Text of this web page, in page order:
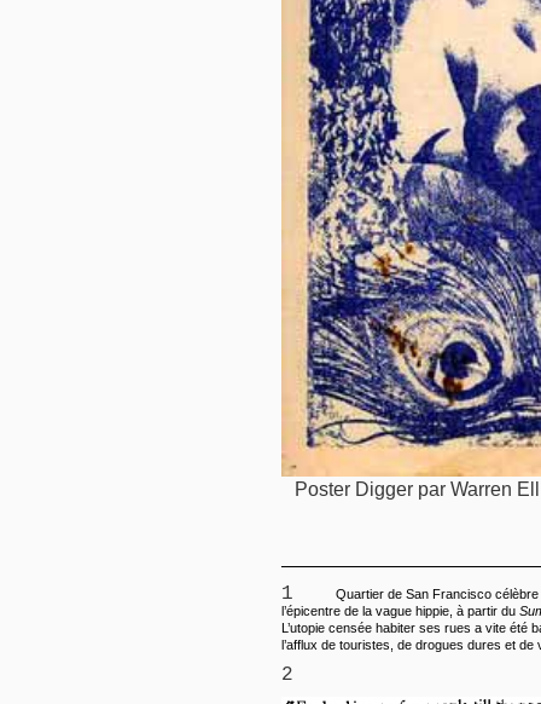
Poster Digger par Warren
1
Quartier de San Francisco
l’épicentre de la vague hippie, à partir du
L’utopie censée habiter ses rues a vite été
l’afflux de touristes, de drogues dures et de
2